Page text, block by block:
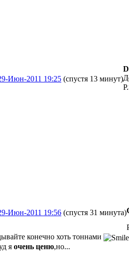
Июн-2011 19:25 (спустя 13 минут)
Июн-2011 19:56 (спустя 31 минута)
конечно хоть тоннами
я очень ценю,но...